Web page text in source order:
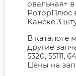
овальная+
РоторПлюс
Канске 3
В каталоге
другие
5320, 55111,
Цены на